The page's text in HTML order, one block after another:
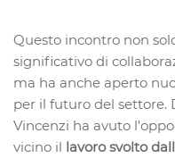
Questo incontro non
significativo di
ma ha anche aperto
per il futuro del settore.
Vincenzi ha avuto
vicino il lavoro svolto